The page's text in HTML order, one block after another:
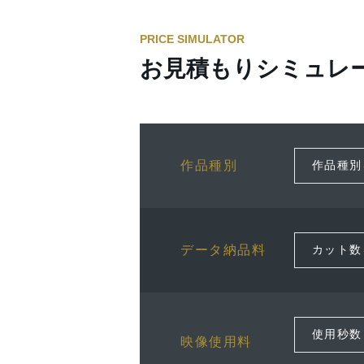
PRICE SIMULATOR
お見積もりシミュレ
作品種別
データ納品料
映像使用料